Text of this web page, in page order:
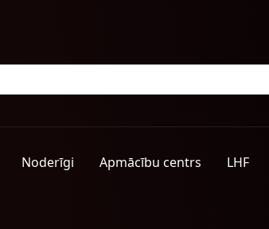
Noderīgi Apmācību centrs LHF